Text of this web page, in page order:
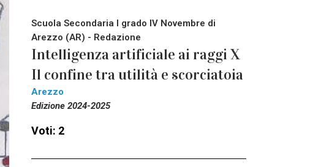
Scuola Secondaria I grado IV Novembre di
Arezzo (AR) - Redazione
Intelligenza artificiale ai raggi X
Il confine tra utilità e scorciatoia
Arezzo
Edizione 2024-2025
Voti: 2